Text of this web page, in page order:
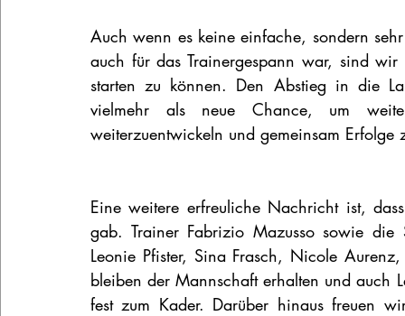
Auch wenn es keine einfache, sondern
auch für das Trainergespann war, sind
starten zu können. Den Abstieg in die
vielmehr als neue Chance, um
weiterzuentwickeln und gemeinsam Erfolge
Eine weitere erfreuliche Nachricht ist,
gab. Trainer Fabrizio Mazusso sowie die
Leonie Pfister, Sina Frasch, Nicole
bleiben der Mannschaft erhalten und auch
fest zum Kader. Darüber hinaus freuen